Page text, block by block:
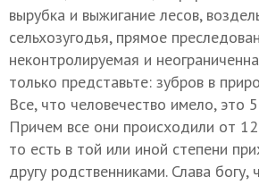
вырубка и выжигание лесов,
сельхозугодья, прямое
неконтролируемая и
только представьте: зубров в
Все, что человечество имело, это
Причем все они происходили от
то есть в той или иной степени
другу родственниками. Слава богу,